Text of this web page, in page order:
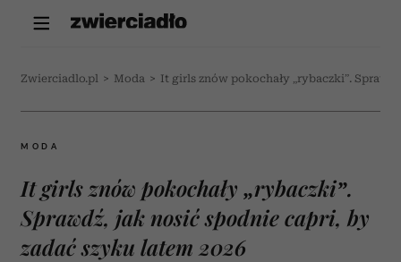
Zwierciadlo.pl > Moda > It girls znów pokochały „rybaczki”.
MODA
It girls znów pokochały „rybaczki”.
Sprawdź, jak nosić spodnie capri, by
zadać szyku latem 2026